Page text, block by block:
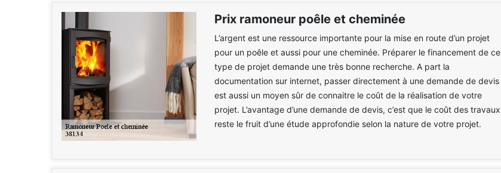
Prix ramoneur poêle et cheminée
L’argent est une ressource importante pour la mise en route d’un projet
pour un poêle et aussi pour une cheminée. Préparer le financement de ce
type de projet demande une très bonne recherche. A part la
documentation sur internet, passer directement à une demande de devis
est aussi un moyen sûr de connaitre le coût de la réalisation de votre
projet. L’avantage d’une demande de devis, c’est que le coût des travaux
reste le fruit d’une étude approfondie selon la nature de votre projet.